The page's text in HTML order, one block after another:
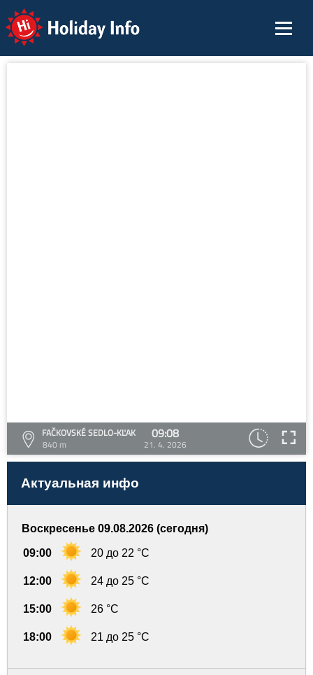
Holiday Info
FAČKOVSKÉ SEDLO-KĽAK
840 m
09:08
21. 4. 2026
Актуальная инфо
Воскресенье 09.08.2026 (сегодня)
09:00 20 до 22 °C
12:00 24 до 25 °C
15:00 26 °C
18:00 21 до 25 °C